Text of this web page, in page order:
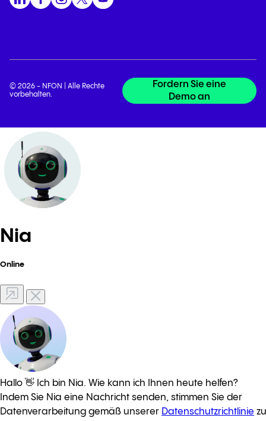
© 2026 - NFON | Alle Rechte
vorbehalten.
Fordern Sie eine
Demo an